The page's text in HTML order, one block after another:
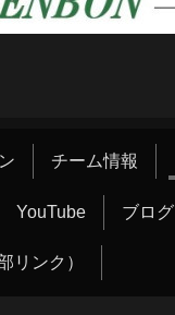
チーム情報
YouTube ブログ
リンク）